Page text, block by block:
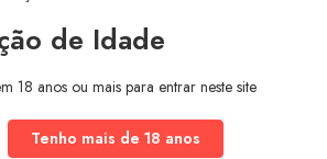
e intensificadores, são de longa duração, sua
de Idade
18 anos ou mais para entrar neste site
Tenho mais de 18 anos